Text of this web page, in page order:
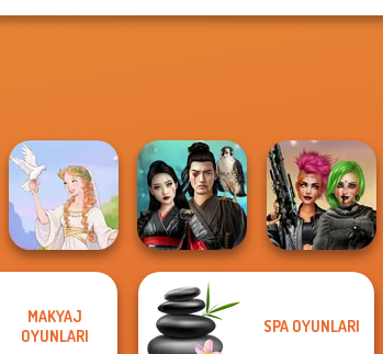
Greek Gods
Samurai Spirit
Legacy of Honor
Cyberpunk
MAKYAJ
OYUNLARI
SPA OYUNLARI